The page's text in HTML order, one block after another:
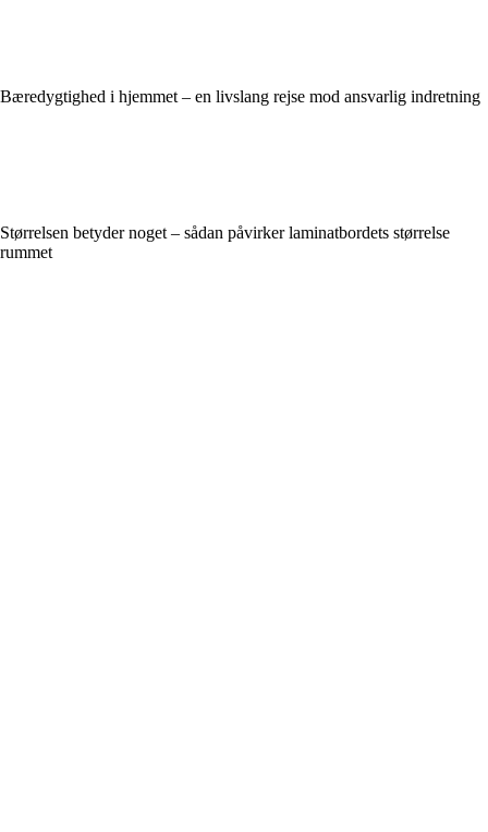
Bæredygtighed i hjemmet – en livslang rejse mod ansvarlig indretning
Størrelsen betyder noget – sådan påvirker laminatbordets størrelse
rummet